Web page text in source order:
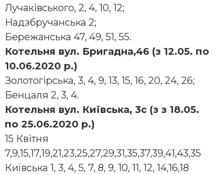
Лучаківського, 2, 4, 10, 12;
Надзбручанська 2;
Бережанська 47, 49, 51, 55.
Котельня вул. Бригадна,46 (з 12.05. по
10.06.2020 р.)
Золотогірська, 3, 4, 9, 13, 15, 16, 20, 24, 26;
Бенцаля 2, 3, 4.
Котельня вул. Київська, 3с (з з 18.05.
по 25.06.2020 р.)
15 Квітня
7,9,15,17,19,21,23,25,27,29,31,35,37,39,41,43,35
Київська 1, 3, 4, 5, 7, 8, 9, 10, 11, 12, 14,16,18